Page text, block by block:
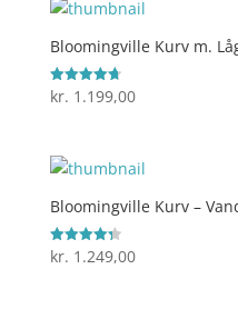
var:
kr. 169,95.
kr.
Bloomingville Kurv m.
Vurderet
4.7
kr. 1.199,00
Bloomingville Kurv –
Vurderet
4.3
kr. 1.249,00